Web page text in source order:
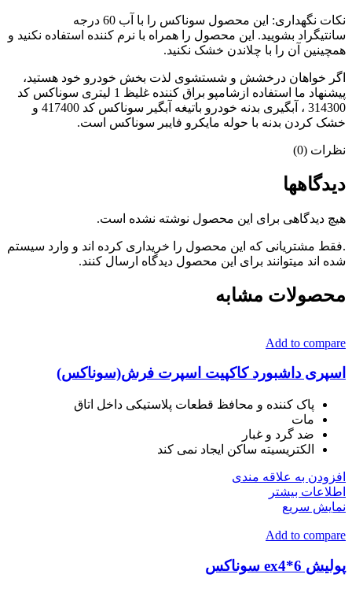
نکات نگهداری: این محصول سوناکس را با آب 60 درجه
سانتیگراد بشویید. این محصول را همراه با نرم کننده استفاده نکنید و
همچینین آن را با چلاندن خشک نکنید.
اگر خواهان درخشش و شستشوی لذت بخش خودرو خود هستید،
پیشنهاد ما استفاده ازشامپو براق کننده غلیظ 1 لیتری سوناکس کد
314300 ، آبگیری بدنه خودرو باتیغه آبگیر سوناکس کد 417400 و
خشک کردن بدنه با حوله مایکرو فایبر سوناکس است.
نظرات (0)
دیدگاهها
هیچ دیدگاهی برای این محصول نوشته نشده است.
.فقط مشتریانی که این محصول را خریداری کرده اند و وارد سیستم
شده اند میتوانند برای این محصول دیدگاه ارسال کنند.
محصولات مشابه
Add to compare
اسپری داشبورد کاکپیت اسپرت فرش(سوناکس)
پاک کننده و محافظ قطعات پلاستیکی داخل اتاق
مات
ضد گرد و غبار
الکتریسیته ساکن ایجاد نمی کند
افزودن به علاقه مندی
اطلاعات بیشتر
نمایش سریع
Add to compare
پولیش ex4*6 سوناکس